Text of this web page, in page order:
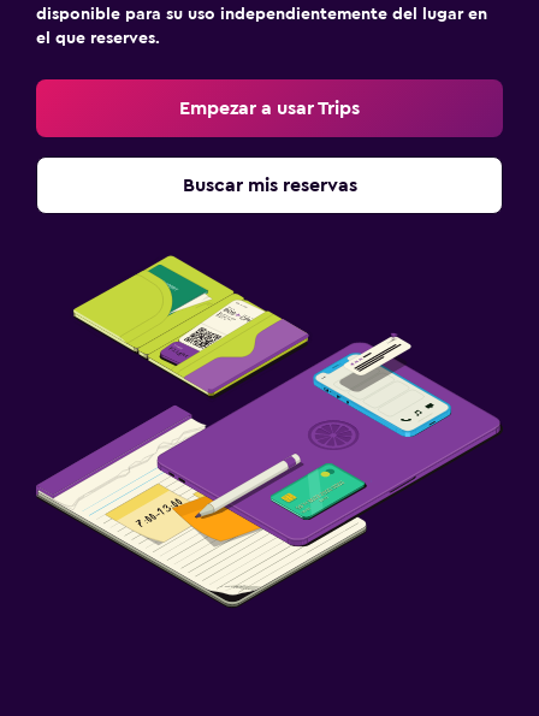
Armario o clóset
Ideal para familias
Cuna/cama nido disponibles
Comidas para niños
Buffet infantil
Cubierta para piscina
Estacionamiento y transporte
Traslado al aeropuerto (con cargos)
Estacionamiento gratuito
Servicio de traslado
Valet parking
disponible para su uso independientemente del lugar en
el que reserves.
Empezar a usar Trips
Buscar mis reservas